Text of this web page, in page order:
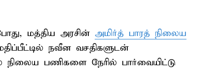
மத்திய அரசின் அமிர்த் பாரத் நிலைய
நவீன வசதிகளுடன்
நிலைய பணிகளை நேரில் பார்வையிட்டு